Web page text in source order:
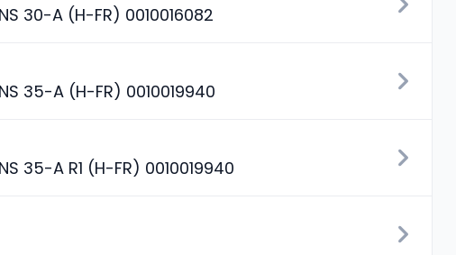
30-A (H-FR) 0010016082
35-A (H-FR) 0010019940
35-A R1 (H-FR) 0010019940